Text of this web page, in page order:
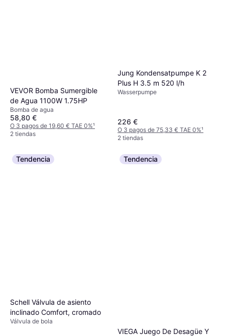
VEVOR Bomba Sumergible
de Agua 1100W 1.75HP
Bomba de agua
58,80 €
O 3 pagos de 19,60 € TAE 0%¹
2 tiendas
Jung Kondensatpumpe K 2
Plus H 3.5 m 520 l/h
Wasserpumpe
226 €
O 3 pagos de 75,33 € TAE 0%¹
2 tiendas
Tendencia
Schell Válvula de asiento
inclinado Comfort, cromado
Válvula de bola
Tendencia
VIEGA Juego De Desagüe Y